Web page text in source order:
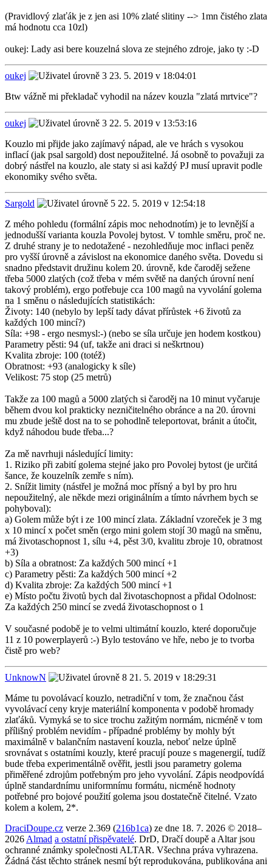
(Pravidlový zlaťák je z jen asi 10% zlaté slitiny --> 1mn čistého zlata
má hodnotu cca 10zl)
oukej: Lady asi bere kouzelná slova ze stejného zdroje, jako ty :-D
oukej
23. 5. 2019 v 18:04:01
Btw vážně mi překladač vyhodil na název kouzla "zlatá mrtvice"?
oukej
22. 5. 2019 v 13:53:16
Kouzlo mi přijde jako zajímavý nápad, ale ve hrách s vysokou
inflací (jak psal sargold) dost nepoužitelné. Já osobně to považuji za
dobrý nástřel na kouzlo, ale staty si asi každý PJ musí upravit podle
ekonomiky svého světa.
Sargold
22. 5. 2019 v 12:54:18
Z mého pohledu (formální zápis moc nehodnotím) je to levnější a
jednodušší varianta kouzla Povolej bytost. V tomhle směru, proč ne.
Z druhé strany je to nedotažené - nezohledňuje moc inflaci peněz
pro vyšší úrovně a závislost na ekonomice daného světa. Dovedu si
snadno představit družinu kolem 20. úrovně, kde čaroděj sežene
třeba 5000 zlatých (což třeba v mém světě na daných úrovní není
takový problém), ergo potřebuje cca 100 magů na vyvolání golema
na 1 směnu o následujících statistikách:
Životy: 140 (nebylo by lepší tady dávat přírůstek +6 životů za
každých 100 mincí?)
Síla: +98 - ergo nesmysl:-) (nebo se síla určuje jen hodem kostkou)
Parametry pěsti: 94 (uf, takže ani draci si neškrtnou)
Kvalita zbroje: 100 (totéž)
Obratnost: +93 (analogicky k síle)
Velikost: 75 stop (25 metrů)
Takže za 100 magů a 5000 zlatých si čaroděj na 10 minut vyčaruje
během dvou kol prakticky nezničitelného obránce a na 20. úrovni
mu zbude ještě dost na to se pohodlně teleportovat, bránit a útočit,
když náhodou bude třeba...?
Za mě navrhuji následující limity:
1. Riziko při zabití golema stejné jako pro Povolej bytost (je určitá
šance, že kouzelník zemře s ním).
2. Snížit limity (nástřel je možná moc přísný a byl by pro hru
nepoužitelný, ale někde mezi originálním a tímto návrhem bych se
pohyboval):
a) Golem může být i ze 100 mincí zlata. Základní vzoreček je 3 mg
x 10 mincí x počet směn (ergo mini golem stojí 30 magů na směnu,
má životaschopnost 1, sílu +4, pěst 3/0, kvalitu zbroje 10, obratnost
+3)
b) Síla a obratnost: Za každých 500 mincí +1
c) Parametry pěsti: Za každých 500 mincí +2
d) Kvalita zbroje: Za každých 500 mincí +1
e) Místo počtu životů bych dal životaschopnost a přidal Odolnost:
Za každých 250 mincí se zvedá životaschopnost o 1
V současné podobě je to velmi ultimátní kouzlo, které doporučuje
11 z 10 powerplayerů :-) Bylo testováno ve hře, nebo je to tvorba
čistě pro web?
UnknowN
21. 5. 2019 v 18:29:31
Máme tu povolávací kouzlo, netradiční v tom, že značnou část
vyvolávací ceny kryje materiální komponenta v podobě hromady
zlaťáků. Vymyká se to sice trochu zažitým normám, nicméně v tom
přílišný problém nevidím - případné problémy by mohly být
maximálně v balančním nastavení kouzla, neboť nelze úplně
srovnávat s ostatními kouzly, které pracují pouze s magenergií, tudíž
bude třeba experimentálně ověřit, jestli jsou parametry golema
přiměřené zdrojům potřebným pro jeho vyvolání. Zápis neodpovídá
úplně standardnímu uniformnímu formátu, nicméně hodnoty
potřebné pro bojové použití golema jsou dostatečně čitelné. Vzato
kolem a kolem, 2*.
DraciDoupe.cz verze 2.369 (216b1ca) ze dne 18. 7. 2026 © 2018–
2026 Almad a ostatní přispěvatelé. DrD, Dračí doupě a Altar jsou
ochranné známky společnosti ALTAR. Všechna práva vyhrazena.
Žádná část těchto stránek nesmí být reprodukována, publikována ani